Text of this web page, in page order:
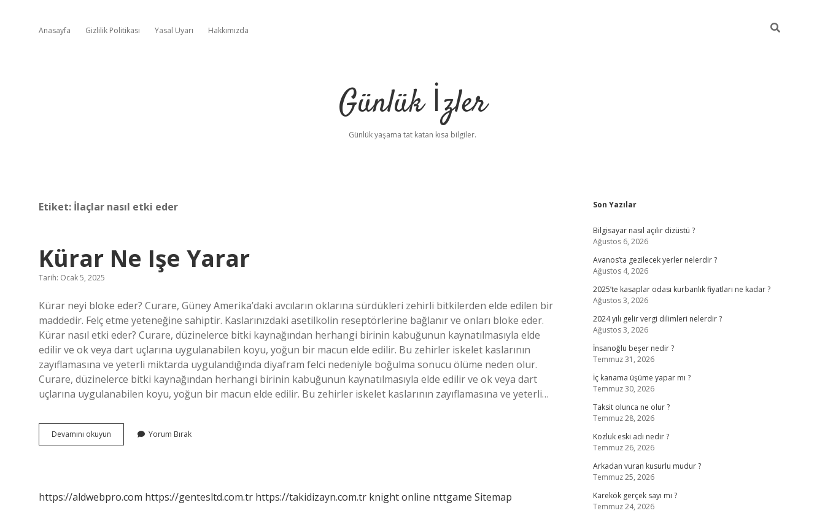
Anasayfa Gizlilik Politikası Yasal Uyarı Hakkımızda
Günlük İzler
Günlük yaşama tat katan kısa bilgiler.
Etiket: İlaçlar nasıl etki eder
Kürar Ne Işe Yarar
Tarih: Ocak 5, 2025
Kürar neyi bloke eder? Curare, Güney Amerika’daki avcıların oklarına sürdükleri zehirli bitkilerden elde edilen bir
maddedir. Felç etme yeteneğine sahiptir. Kaslarınızdaki asetilkolin reseptörlerine bağlanır ve onları bloke eder.
Kürar nasıl etki eder? Curare, düzinelerce bitki kaynağından herhangi birinin kabuğunun kaynatılmasıyla elde
edilir ve ok veya dart uçlarına uygulanabilen koyu, yoğun bir macun elde edilir. Bu zehirler iskelet kaslarının
zayıflamasına ve yeterli miktarda uygulandığında diyafram felci nedeniyle boğulma sonucu ölüme neden olur.
Curare, düzinelerce bitki kaynağından herhangi birinin kabuğunun kaynatılmasıyla elde edilir ve ok veya dart
uçlarına uygulanabilen koyu, yoğun bir macun elde edilir. Bu zehirler iskelet kaslarının zayıflamasına ve yeterli…
Devamını okuyun
Ne
Yorum Bırak
https://aldwebpro.com https://gentesltd.com.tr https://takidizayn.com.tr knight online nttgame Sitemap
Sidebar
Son Yazılar
Bilgisayar nasıl açılır dizüstü ?
Ağustos 6, 2026
Avanos’ta gezilecek yerler nelerdir ?
Ağustos 4, 2026
2025’te kasaplar odası kurbanlık fiyatları ne kadar ?
Ağustos 3, 2026
2024 yılı gelir vergi dilimleri nelerdir ?
Ağustos 3, 2026
İnsanoğlu beşer nedir ?
Temmuz 31, 2026
İç kanama üşüme yapar mı ?
Temmuz 30, 2026
Taksit olunca ne olur ?
Temmuz 28, 2026
Kozluk eski adı nedir ?
Temmuz 26, 2026
Arkadan vuran kusurlu mudur ?
Temmuz 25, 2026
Karekök gerçek sayı mı ?
Temmuz 24, 2026